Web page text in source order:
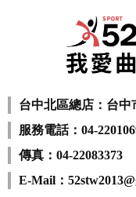
台中北區總店：台中
服務電話：04-
傳真：04-22083373
E-Mail：